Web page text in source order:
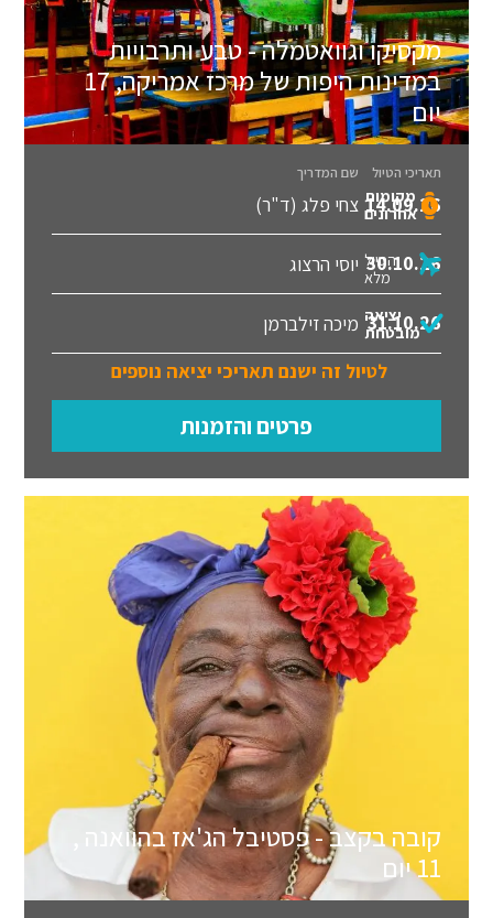
מקסיקו וגוואטמלה - טבע ותרבויות
במדינות היפות של מרכז אמריקה, 17
יום
תאריכי הטיול שם המדריך
14.09.26 צחי פלג (ד"ר) מקומות
אחרונים
30.10.26 יוסי הרצוג הטיול
מלא
31.10.26 מיכה זילברמן יציאה
מובטחת
לטיול זה ישנם תאריכי יציאה נוספים
פרטים והזמנות
קובה בקצב - פסטיבל הג'אז בהוואנה ,
11 יום